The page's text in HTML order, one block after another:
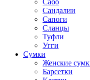
Сабо
Сандалии
Сапоги
Сланцы
Туфли
Угги
Сумки
Женские
Барсетки